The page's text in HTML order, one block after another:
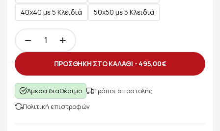
40x40 με 5 Κλειδιά
50x50 με 5 Κλειδιά
ΠΡΟΣΘΗΚΗ ΣΤΟ ΚΑΛΑΘΙ - 495,00€
Άμεσα διαθέσιμο
Τρόποι αποστολής
Πολιτική επιστροφών